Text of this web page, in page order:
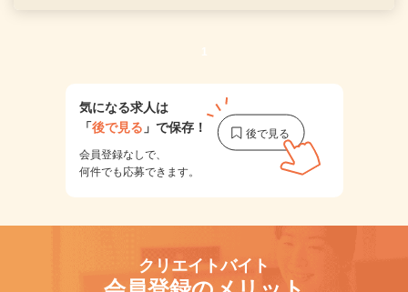
1
気になる求人は
「後で見る 」で保存！
会員登録なしで、
何件でも応募できます。
クリエイトバイト